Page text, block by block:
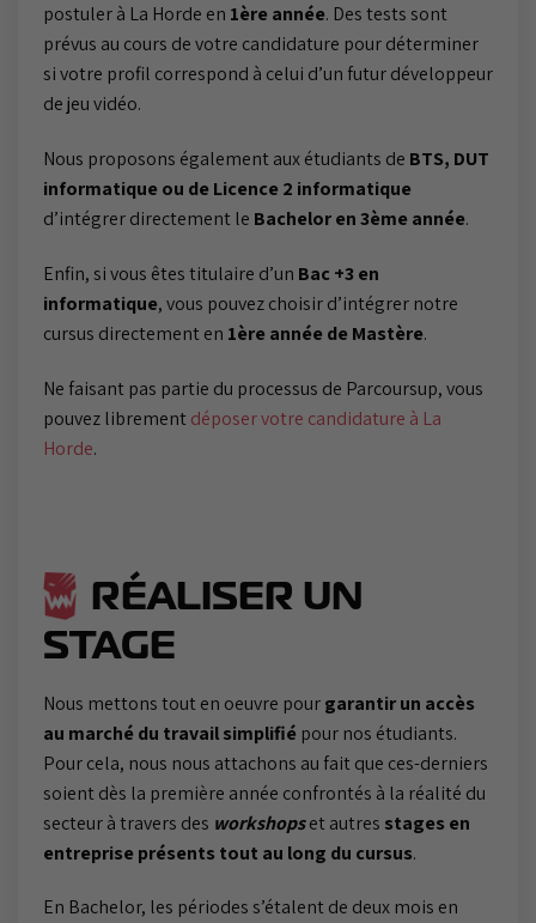
postuler à La Horde en 1ère année. Des tests sont
prévus au cours de votre candidature pour déterminer
si votre profil correspond à celui d’un futur développeur
de jeu vidéo.
Nous proposons également aux étudiants de BTS, DUT
informatique ou de Licence 2 informatique
d’intégrer directement le Bachelor en 3ème année.
Enfin, si vous êtes titulaire d’un Bac +3 en
informatique, vous pouvez choisir d’intégrer notre
cursus directement en 1ère année de Mastère.
Ne faisant pas partie du processus de Parcoursup, vous
pouvez librementdéposer votre candidature à La
Horde.
RÉALISER UN
STAGE
Nous mettons tout en oeuvre pourgarantir un accès
au marché du travail simplifié pour nos étudiants.
Pour cela, nous nous attachons au fait que ces-derniers
soient dès la première année confrontés à la réalité du
secteur à travers des workshopset autres stages en
entreprise présents tout au long du cursus.
En Bachelor, les périodes s’étalent de deux mois en